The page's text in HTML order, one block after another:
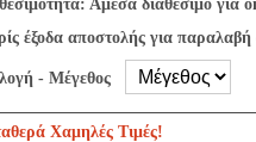
Αμεσα διαθέσιμο για
έξοδα αποστολής για
- Μέγεθος
Χαμηλές Τιμές!